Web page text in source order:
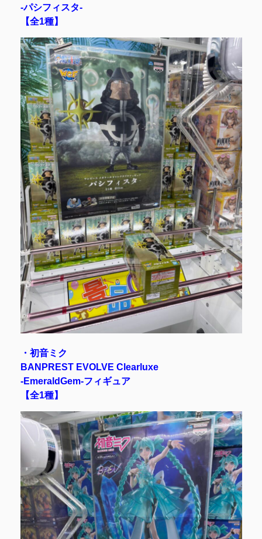
-パシフィスタ-
【全1種】
・初音ミク
BANPREST EVOLVE Clearluxe
-EmeraldGem-フィギュア
【全1種】